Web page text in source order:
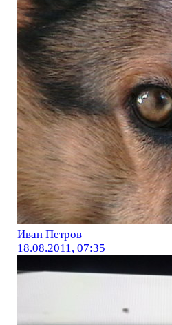
Иван Петров
18.08.2011, 07:35